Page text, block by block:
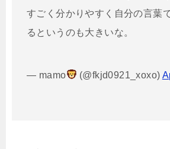
すごく分かりやすく自分の言葉
るというのも大きいな。
— mamo (@fkjd0921_xoxo)